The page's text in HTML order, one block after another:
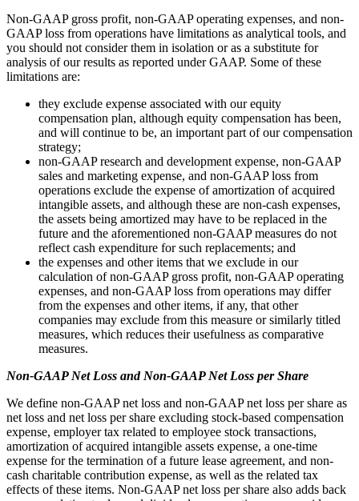
Non-GAAP gross profit, non-GAAP operating expenses, and non-
GAAP loss from operations have limitations as analytical tools, and
you should not consider them in isolation or as a substitute for
analysis of our results as reported under GAAP. Some of these
limitations are:
they exclude expense associated with our equity
compensation plan, although equity compensation has been,
and will continue to be, an important part of our compensation
strategy;
non-GAAP research and development expense, non-GAAP
sales and marketing expense, and non-GAAP loss from
operations exclude the expense of amortization of acquired
intangible assets, and although these are non-cash expenses,
the assets being amortized may have to be replaced in the
future and the aforementioned non-GAAP measures do not
reflect cash expenditure for such replacements; and
the expenses and other items that we exclude in our
calculation of non-GAAP gross profit, non-GAAP operating
expenses, and non-GAAP loss from operations may differ
from the expenses and other items, if any, that other
companies may exclude from this measure or similarly titled
measures, which reduces their usefulness as comparative
measures.
Non-GAAP Net Loss and Non-GAAP Net Loss per Share
We define non-GAAP net loss and non-GAAP net loss per share as
net loss and net loss per share excluding stock-based compensation
expense, employer tax related to employee stock transactions,
amortization of acquired intangible assets expense, a one-time
expense for the termination of a future lease agreement, and non-
cash charitable contribution expense, as well as the related tax
effects of these items. Non-GAAP net loss per share also adds back